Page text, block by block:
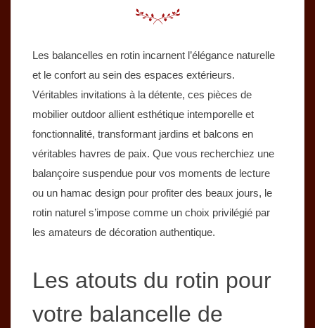
Les balancelles en rotin incarnent l’élégance naturelle
et le confort au sein des espaces extérieurs.
Véritables invitations à la détente, ces pièces de
mobilier outdoor allient esthétique intemporelle et
fonctionnalité, transformant jardins et balcons en
véritables havres de paix. Que vous recherchiez une
balançoire suspendue pour vos moments de lecture
ou un hamac design pour profiter des beaux jours, le
rotin naturel s’impose comme un choix privilégié par
les amateurs de décoration authentique.
Les atouts du rotin pour
votre balancelle de